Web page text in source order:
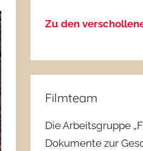
Zu den
Filmteam
Die Arbeitsgruppe
Dokumente zur